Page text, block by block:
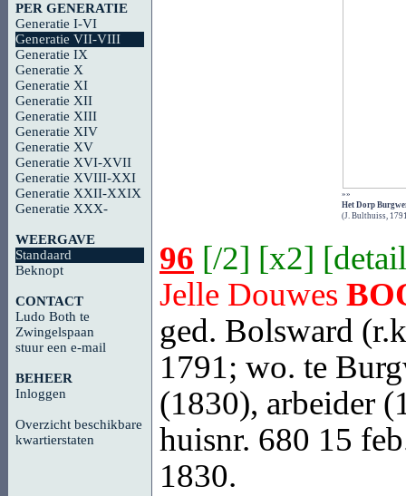
PER GENERATIE
Generatie I-VI
Generatie VII-VIII
Generatie IX
Generatie X
Generatie XI
Generatie XII
Generatie XIII
Generatie XIV
Generatie XV
Generatie XVI-XVII
Generatie XVIII-XXI
Generatie XXII-XXIX
Generatie XXX-
WEERGAVE
Standaard
Beknopt
CONTACT
Ludo Both te
Zwingelspaan
stuur een e-mail
BEHEER
Inloggen
Overzicht beschikbare
kwartierstaten
»»
Het Dorp
(J. Bulthuiss,
96 [/2] [x2] [detail
Jelle Douwes
ged. Bolsward
1791; wo. te
(1830), arbeider
huisnr. 680 15
1830.